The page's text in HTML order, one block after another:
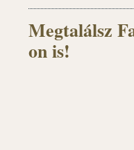
Megtalálsz
on is!